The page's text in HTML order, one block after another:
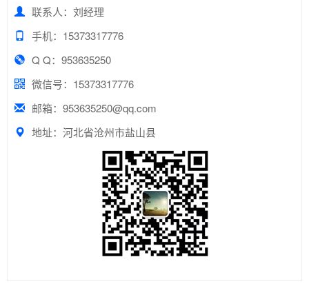
联系人：刘经理
手机：15373317776
Q Q：953635250
微信号：15373317776
邮箱：953635250@qq.com
地址：河北省沧州市盐山县